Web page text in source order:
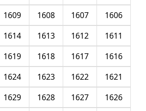
1606
1607
1608
1609
1611
1612
1613
1614
1616
1617
1618
1619
1621
1622
1623
1624
1626
1627
1628
1629